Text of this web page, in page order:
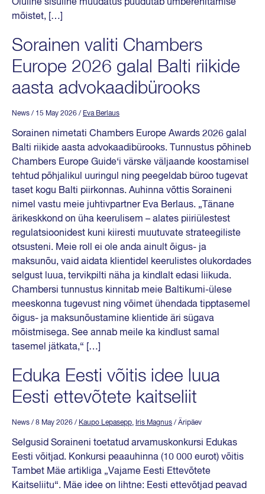
Oluline sisuline muudatus puudutab ümberehitamise
mõistet, […]
Sorainen valiti Chambers
Europe 2026 galal Balti riikide
aasta advokaadibürooks
News / 15 May 2026 / Eva Berlaus
Sorainen nimetati Chambers Europe Awards 2026 galal
Balti riikide aasta advokaadibürooks. Tunnustus põhineb
Chambers Europe Guide‘i värske väljaande koostamisel
tehtud põhjalikul uuringul ning peegeldab büroo tugevat
taset kogu Balti piirkonnas. Auhinna võttis Soraineni
nimel vastu meie juhtivpartner Eva Berlaus. „Tänane
ärikeskkond on üha keerulisem – alates piiriülestest
regulatsioonidest kuni kiiresti muutuvate strateegiliste
otsusteni. Meie roll ei ole anda ainult õigus- ja
maksunõu, vaid aidata klientidel keerulistes olukordades
selgust luua, tervikpilti näha ja kindlalt edasi liikuda.
Chambersi tunnustus kinnitab meie Baltikumi-ülese
meeskonna tugevust ning võimet ühendada tipptasemel
õigus- ja maksunõustamine klientide äri sügava
mõistmisega. See annab meile ka kindlust samal
tasemel jätkata,“ […]
Eduka Eesti võitis idee luua
Eesti ettevõtete kaitseliit
News / 8 May 2026 / Kaupo Lepasepp, Iris Magnus / Äripäev
Selgusid Soraineni toetatud arvamuskonkursi Edukas
Eesti võitjad. Konkursi peaauhinna (10 000 eurot) võitis
Tambet Mäe artikliga „Vajame Eesti Ettevõtete
Kaitseliitu“. Mäe idee on lihtne: Eesti ettevõtjad peavad